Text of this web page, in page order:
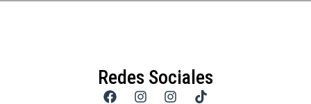
Redes Sociales